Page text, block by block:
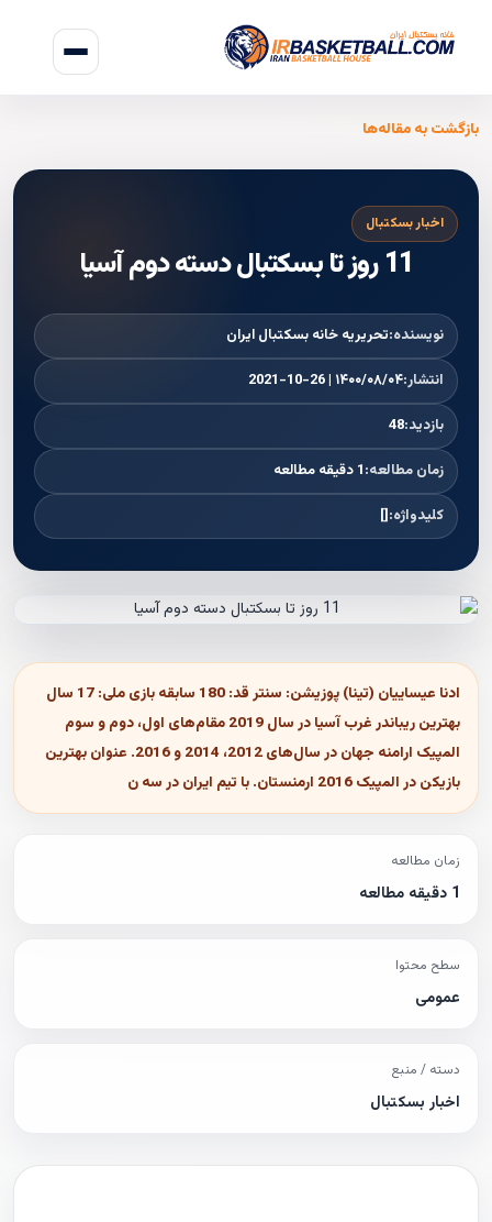
بازگشت به مقاله‌ها
اخبار بسکتبال
11 روز تا بسکتبال دسته دوم آسیا
نویسنده:تحریریه خانه بسکتبال ایران
انتشار:۱۴۰۰/۰۸/۰۴ | 2021-10-26
بازدید:48
زمان مطالعه:1 دقیقه مطالعه
کلیدواژه:[]
ادنا عیساییان (تینا) پوزیشن: سنتر قد: 180 سابقه بازی ملی: 17 سال
بهترین ریباندر غرب آسیا در سال 2019 مقام‌های اول، دوم و سوم
المپیک ارامنه جهان در سال‌های 2012، 2014 و 2016. عنوان بهترین
بازیکن در المپیک 2016 ارمنستان. با تیم ایران در سه ن
زمان مطالعه
1 دقیقه مطالعه
سطح محتوا
عمومی
دسته / منبع
اخبار بسکتبال